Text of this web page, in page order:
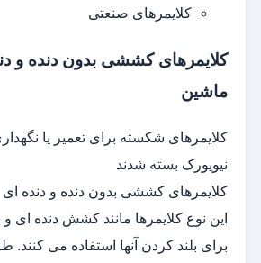
کلایمرهای صنعتی
کلایمرهای کششی بدون دنده و
ماشین
کلایمرهای شکسته برای تعمیر یا
نیویورک بسته شدند
کلایمرهای کششی بدون دنده و دنده ای
این نوع کلایمرها مانند کشش دنده ای
برای بلند کردن آنها استفاده می کنند.